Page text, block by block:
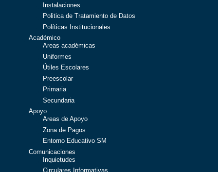
Instalaciones
Politica de Tratamiento de Datos
Políticas Institucionales
Académico
Areas académicas
Uniformes
Útiles Escolares
Preescolar
Primaria
Secundaria
Apoyo
Areas de Apoyo
Zona de Pagos
Entorno Educativo SM
Comunicaciones
Inquietudes
Circulares Informativas